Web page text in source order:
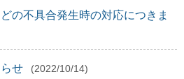
の不具合発生時の対応につきま
せ (2022/10/14)